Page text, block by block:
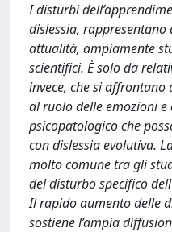
I disturbi
dislessia,
attualità, ampiamente
scientifici. È solo da
invece, che si
al ruolo delle emozioni
psicopatologico che
con dislessia evolutiva.
molto comune tra gli
del disturbo specifico
Il rapido aumento delle
sostiene l’ampia